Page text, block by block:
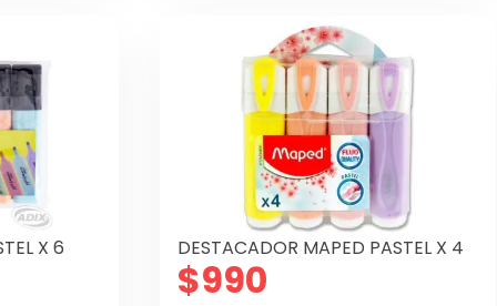
cantidad
X 6 DESTACADOR MAPED PASTEL X 4
$990